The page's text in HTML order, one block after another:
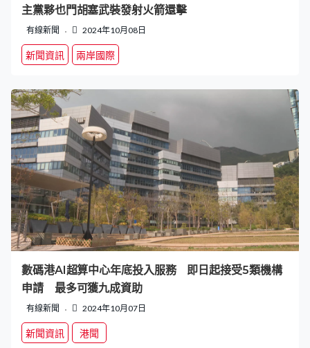
主黨夥也門胡塞武裝發射火箭還擊
有線新聞 2024年10月08日
新聞資訊 兩岸國際
數碼港AI超算中心年底投入服務 即日起接受5類機構
申請 最多可獲九成資助
有線新聞 2024年10月07日
新聞資訊 港聞